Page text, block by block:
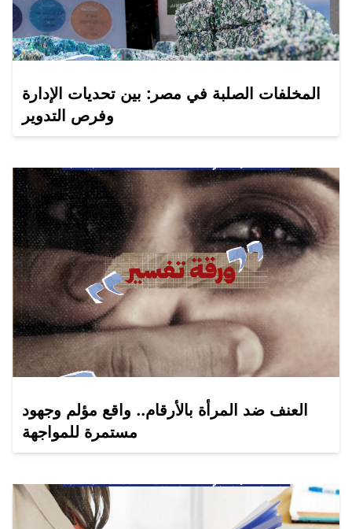
المخلفات الصلبة في مصر: بين تحديات الإدارة
وفرص التدوير
العنف ضد المرأة بالأرقام.. واقع مؤلم وجهود
مستمرة للمواجهة